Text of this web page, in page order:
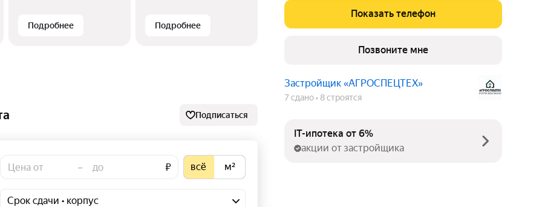
Подробнее Подробнее
Подписаться
– ₽ всё м²
Срок сдачи • корпус
Показать телефон
Позвоните мне
Застройщик «АГРОСПЕЦТЕХ»
7 сдано 8 строятся
IT-ипотека от 6%
акции от застройщика